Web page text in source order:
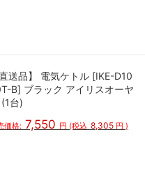
直送品】 電気ケトル [IKE-D10
B] ブラック アイリスオーヤ
台)
価格: 7,550 円 (税込 8,305 円 )